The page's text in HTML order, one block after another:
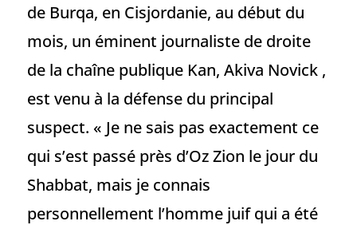
de Burqa, en Cisjordanie, au début du
mois, un éminent journaliste de droite
de la chaîne publique Kan, Akiva Novick ,
est venu à la défense du principal
suspect. « Je ne sais pas exactement ce
qui s’est passé près d’Oz Zion le jour du
Shabbat, mais je connais
personnellement l’homme juif qui a été